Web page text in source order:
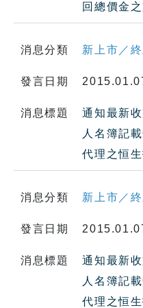
回總價金
消息分類 新上市／
發言日期
消息標題
通知最新
人名簿記
代理之恒
消息分類 新上市／
發言日期
消息標題
通知最新
人名簿記
代理之恒